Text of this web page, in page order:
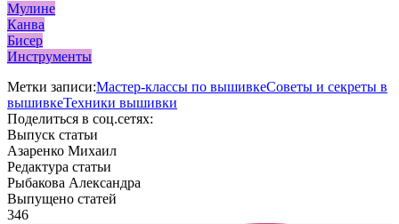
Мулине
Канва
Бисер
Инструменты
Метки записи:Мастер-классы по вышивкеСоветы и секреты в
вышивкеТехники вышивки
Поделиться в соц.сетях:
Выпуск статьи
Азаренко Михаил
Редактура статьи
Рыбакова Александра
Выпущено статей
346